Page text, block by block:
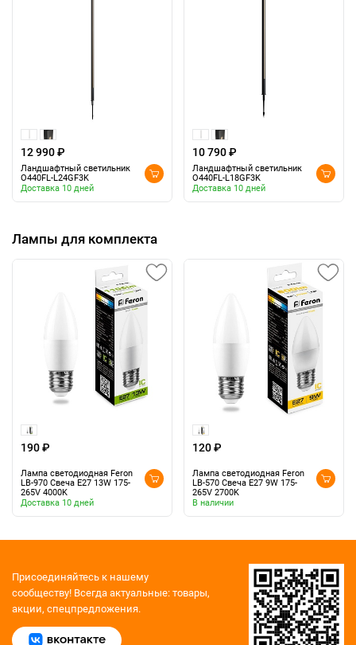
12 990 ₽
Ландшафтный светильник
O440FL-L24GF3K
Доставка 10 дней
10 790 ₽
Ландшафтный светильник
O440FL-L18GF3K
Доставка 10 дней
Лампы для комплекта
190 ₽
Лампа светодиодная Feron
LB-970 Свеча E27 13W 175-
265V 4000K
Доставка 10 дней
120 ₽
Лампа светодиодная Feron
LB-570 Свеча E27 9W 175-
265V 2700K
В наличии
Присоединяйтесь к нашему
сообществу! Всегда актуальные: товары,
акции, спецпредложения.